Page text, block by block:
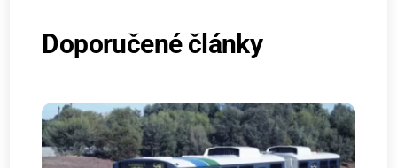
Doporučené články